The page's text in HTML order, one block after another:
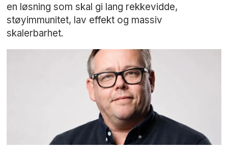
en løsning som skal gi lang rekkevidde,
støyimmunitet, lav effekt og massiv
skalerbarhet.